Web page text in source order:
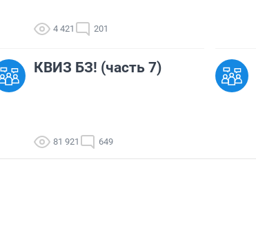
4 421 201
КВИЗ БЗ! (часть 7)
81 921 649